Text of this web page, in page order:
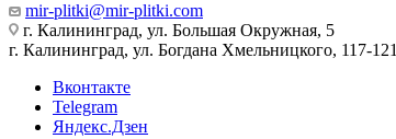
mir-plitki@mir-plitki.com
г. Калининград, ул. Большая Окружная, 5
г. Калининград, ул. Богдана Хмельницкого, 117-121
Вконтакте
Telegram
Яндекс.Дзен